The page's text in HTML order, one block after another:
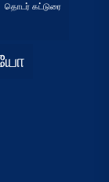
தொடர் கட்டுரை